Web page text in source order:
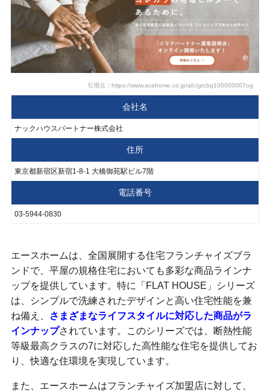
引用元：https://www.acehome.co.jp/afc/gtcbq100000007og
会社名
ナックハウスパートナー株式会社
住所
東京都新宿区新宿1-8-1 大橋御苑駅ビル7階
電話番号
03-5944-0830
​エースホームは、全国展開する住宅フランチャイズブラ
ンドで、平屋の規格住宅においても多彩な商品ラインナ
ップを提供しています。​特に「FLAT HOUSE」シリーズ
は、シンプルで洗練されたデザインと高い住宅性能を兼
ね備え、
さまざまなライフスタイルに対応した商品がラ
インナップされています。​​このシリーズでは、断熱性能
等級最高クラスの7に対応した高性能な住宅を提供してお
り、快適な住環境を実現しています。​
また、エースホームはフランチャイズ加盟店に対して、